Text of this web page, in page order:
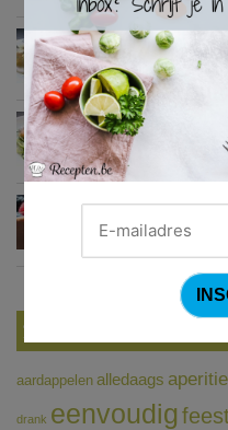
Zweedse gehaktballetjes
Courgetti met
Chocomousse met
Tags
aardappelen alledaags
drank eenvoudigfeest